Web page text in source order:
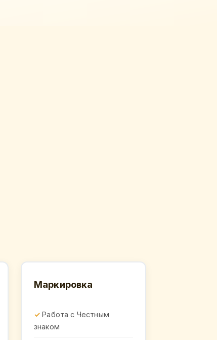
Маркировка
Работа с Честным
знаком